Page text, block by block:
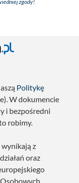
zgody!
Politykę
W dokumencie
i bezpośredni
robimy.
z
oraz